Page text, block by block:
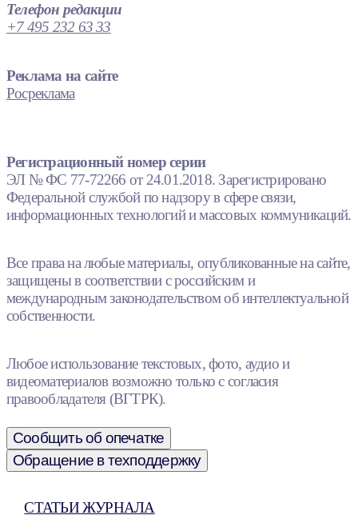
Телефон редакции
+7 495 232 63 33
Реклама на сайте
Росреклама
Регистрационный номер серии
ЭЛ № ФС 77-72266 от 24.01.2018. Зарегистрировано
Федеральной службой по надзору в сфере связи,
информационных технологий и массовых коммуникаций.
Все права на любые материалы, опубликованные на сайте,
защищены в соответствии с российским и
международным законодательством об интеллектуальной
собственности.
Любое использование текстовых, фото, аудио и
видеоматериалов возможно только с согласия
правообладателя (ВГТРК).
Сообщить об опечатке
Обращение в техподдержку
СТАТЬИ ЖУРНАЛА